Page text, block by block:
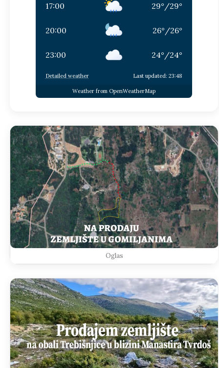
17:00 29° /29°
20:00 26° /26°
23:00 24° /24°
Detailed weather Last updated: 23:48
Weather from OpenWeatherMap
Oglas